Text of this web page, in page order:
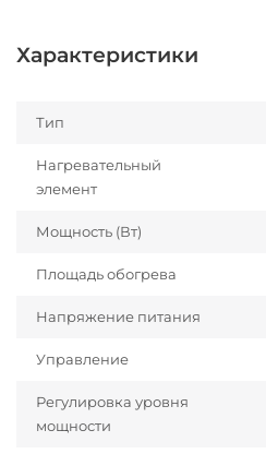
Характеристики
Тип
Нагревательный
элемент
Мощность (Вт)
Площадь обогрева
Напряжение питания
Управление
Регулировка уровня
мощности